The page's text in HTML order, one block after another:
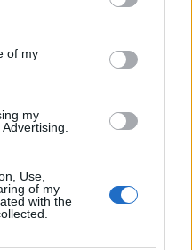
of my
my
Use,
of my
with the